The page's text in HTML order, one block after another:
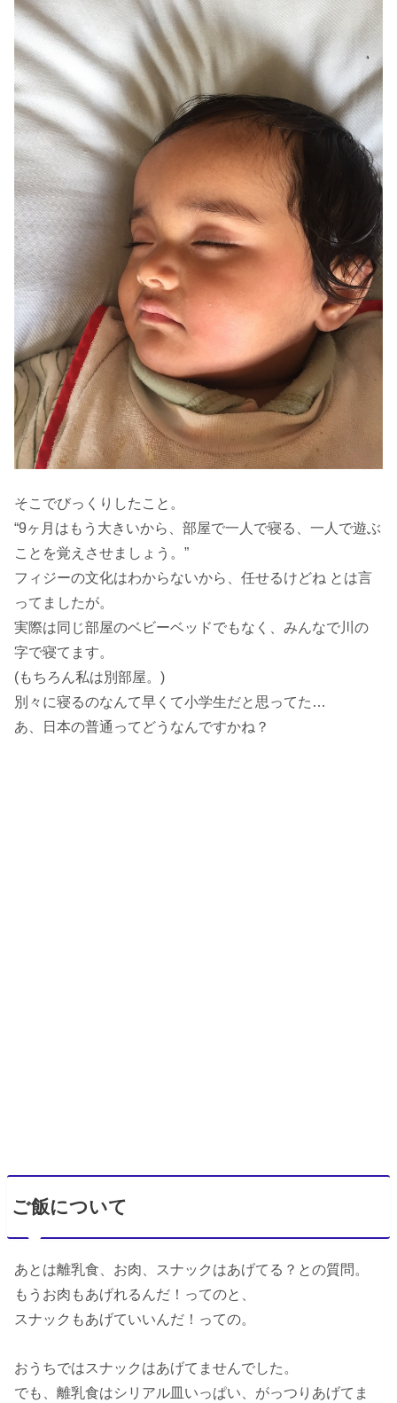
そこでびっくりしたこと。
“9ヶ月はもう大きいから、部屋で一人で寝る、一人で遊ぶ
ことを覚えさせましょう。”
フィジーの文化はわからないから、任せるけどね とは言
ってましたが。
実際は同じ部屋のベビーベッドでもなく、みんなで川の
字で寝てます。
(もちろん私は別部屋。)
別々に寝るのなんて早くて小学生だと思ってた…
あ、日本の普通ってどうなんですかね？
ご飯について
あとは離乳食、お肉、スナックはあげてる？との質問。
もうお肉もあげれるんだ！ってのと、
スナックもあげていいんだ！っての。
おうちではスナックはあげてませんでした。
でも、離乳食はシリアル皿いっぱい、がっつりあげてま